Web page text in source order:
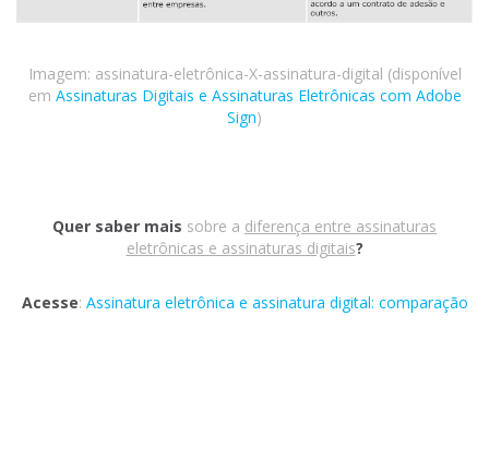
Imagem: assinatura-eletrônica-X-assinatura-digital (disponível
em Assinaturas Digitais e Assinaturas Eletrônicas com Adobe
Sign)
Quer saber mais sobre a diferença entre assinaturas
eletrônicas e assinaturas digitais?
Acesse: Assinatura eletrônica e assinatura digital: comparação